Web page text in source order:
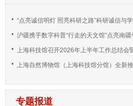
“点亮诚信明灯 照亮科研之路”科研诚信与
沪疆携手数字科普“行走的天文馆”点亮南疆
上海科技馆召开2026年上半年工作总结会
上海自然博物馆（上海科技馆分馆）全新
专题报道